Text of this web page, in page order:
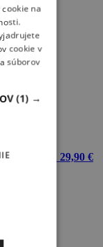
iba za 29,90 €
na
cookie v
súborov
(1) →